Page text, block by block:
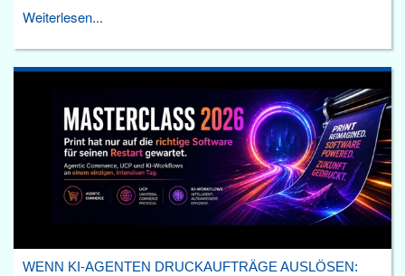
Weiterlesen...
WENN KI-AGENTEN DRUCKAUFTRÄGE AUSLÖSEN: